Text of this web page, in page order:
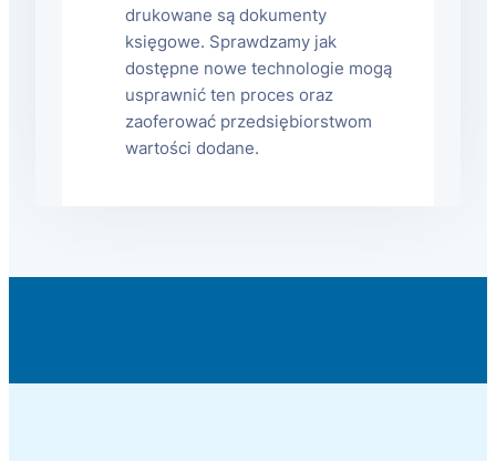
drukowane są dokumenty
księgowe. Sprawdzamy jak
dostępne nowe technologie mogą
usprawnić ten proces oraz
zaoferować przedsiębiorstwom
wartości dodane.